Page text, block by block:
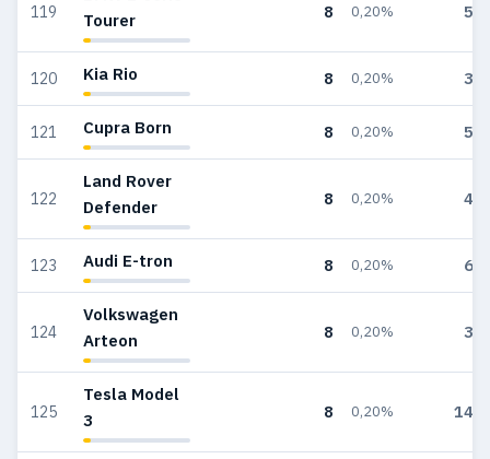
119
Tourer
8 0,20% 55
120 Kia Rio 8 0,20% 33
121 Cupra Born 8 0,20% 53
122
Land Rover
Defender
8 0,20% 45
123 Audi E-tron 8 0,20% 64
124
Volkswagen
Arteon
8 0,20% 32
125
Tesla Model
3
8 0,20% 145